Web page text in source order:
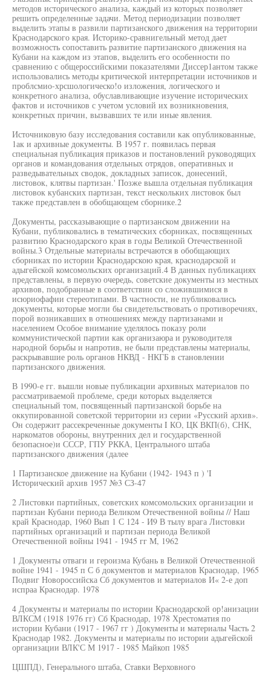
методов исторического анализа, каждый из которых позволяет
решить определенные задачи. Метод периодизации позволяет
выделить этапы в развили партизанского движения на территории
Краснодарского края. Историко-сравнигельный метод дает
возможность сопоставить развитие партизанского движения на
Кубани на каждом из этапов, выделить его особенности по
сравнению с общероссийскими показателями Диссер1антом также
использовались методы критической интерпретации источников и
проблсмио-хрсшологическо!о изложения, логического и
конкретного анализа, обуславливающие изучение исторических
фактов и источников с учетом условий их возникновения,
конкретных причин, вызвавших те или иные явления.
Источниковую базу исследования составили как опубликованные,
1ак и архивные документы. В 1957 г. появилась первая
специальная публикация приказов и постановлений руководящих
органов и командования отдельных отрядов, оперативных и
разведывательных сводок, докладных записок, донесений,
листовок, клятвы партизан.' Позже вышла отдельная публикация
листовок кубанских партизан, текст нескольких листовок был
также представлен в обобщающем сборнике.2
Документы, рассказывающие о партизанском движении на
Кубани, публиковались в тематических сборниках, посвященных
развитию Краснодарского края в годы Великой Отечественной
войны.3 Отдельные материалы встречаются в обобщающих
сборниках по истории Краснодарскою края, краснодарской и
адыгейской комсомольских организаций.4 В данных публикациях
представлены, в первую очередь, советские документы из местных
архивов, подобранные в соответствии со сложившимися в
исюриофафии стереотипами. В частности, не публиковались
документы, которые могли бы свидетельствовать о противоречиях,
порой возникавших в отношениях между партизанами и
населением Особое внимание уделялось показу роли
коммунистической партии как организаюра и руководителя
народной борьбы и напротив, не были представлены материалы,
раскрывавшие роль органов НКВД - НКГБ в становлении
партизанского движения.
В 1990-е гг. вышли новые публикации архивных материалов по
рассматриваемой проблеме, среди которых выделяется
специальный том, посвященный партизанской борьбе на
оккупированной советской территории из серии «Русский архив».
Он содержит рассекреченные документы I КО, ЦК ВКП(б), СНК,
наркоматов обороны, внутренних дел и государственной
безопасное)и СССР, ГПУ РККА, Центрального штаба
партизанского движения (далее
1 Партизанское движение на Кубани (1942- 1943 п ) 'I
Исторический архив 1957 №3 СЗ-47
2 Листовки партийных, советских комсомольских организации и
партизан Кубани периода Великом Отечественной войны // Наш
край Краснодар, 1960 Вып 1 С 124 - И9 В тылу врага Листовки
партийных организаций и партизан периода Великой
Отечественной войны 1941 - 1945 гг М, 1962
1 Документы отваги и героизма Кубань в Великой Отечественной
войне 1941 - 1945 п С б документов и материалов Краснодар, 1965
Подвиг Новороссийска Сб документов и материалов И« 2-е доп
испраа Краснодар. 1978
4 Документы и материалы по истории Краснодарской ор!анизации
ВЛКСМ (1918 1976 гг) Сб Краснодар, 1978 Хрестоматия по
истории Кубани (1917 - 1967 гг ) Документы и материалы Часть 2
Краснодар 1982. Документы и материалы по истории адыгейской
организации ВЛК'С М 1917 - 1985 Майкоп 1985
ЦШПД), Генерального штаба, Ставки Верховного